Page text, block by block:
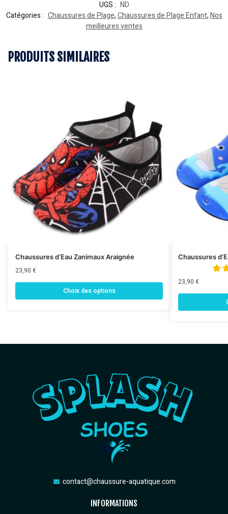
UGS : ND
Catégories : Chaussures de Plage,Chaussures de Plage Enfant,Nos
meilleures ventes
PRODUITS SIMILAIRES
Chaussures d’Eau Zanimaux Araignée
23,90 €
Choix des options
Chaussures
23,90 €
contact@chaussure-aquatique.com
INFORMATIONS